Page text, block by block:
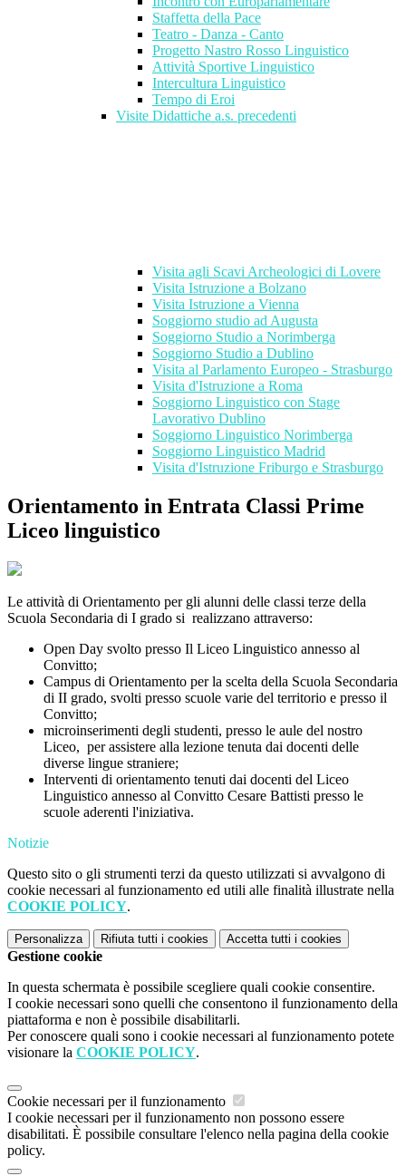
Staffetta della Pace
Teatro - Danza - Canto
Progetto Nastro Rosso Linguistico
Attività Sportive Linguistico
Intercultura Linguistico
Tempo di Eroi
Visite Didattiche a.s. precedenti
Visita agli Scavi Archeologici di Lovere
Visita Istruzione a Bolzano
Visita Istruzione a Vienna
Soggiorno studio ad Augusta
Soggiorno Studio a Norimberga
Soggiorno Studio a Dublino
Visita al Parlamento Europeo - Strasburgo
Visita d'Istruzione a Roma
Soggiorno Linguistico con Stage
Lavorativo Dublino
Soggiorno Linguistico Norimberga
Soggiorno Linguistico Madrid
Visita d'Istruzione Friburgo e Strasburgo
Orientamento in Entrata Classi Prime
Liceo linguistico
Le attività di Orientamento per gli alunni delle classi terze della
Scuola Secondaria di I grado si realizzano attraverso:
Open Day svolto presso Il Liceo Linguistico annesso al
Convitto;
Campus di Orientamento per la scelta della Scuola Secondaria
di II grado, svolti presso scuole varie del territorio e presso il
Convitto;
microinserimenti degli studenti, presso le aule del nostro
Liceo, per assistere alla lezione tenuta dai docenti delle
diverse lingue straniere;
Interventi di orientamento tenuti dai docenti del Liceo
Linguistico annesso al Convitto Cesare Battisti presso le
scuole aderenti l'iniziativa.
Notizie
Questo sito o gli strumenti terzi da questo utilizzati si avvalgono di
cookie necessari al funzionamento ed utili alle finalità illustrate nella
COOKIE POLICY.
Personalizza Rifiuta tutti i cookies Accetta tutti i cookies
Gestione cookie
In questa schermata è possibile scegliere quali cookie consentire.
I cookie necessari sono quelli che consentono il funzionamento della
piattaforma e non è possibile disabilitarli.
Per conoscere quali sono i cookie necessari al funzionamento potete
visionare la COOKIE POLICY.
Cookie necessari per il funzionamento
I cookie necessari per il funzionamento non possono essere
disabilitati. È possibile consultare l'elenco nella pagina della cookie
policy.